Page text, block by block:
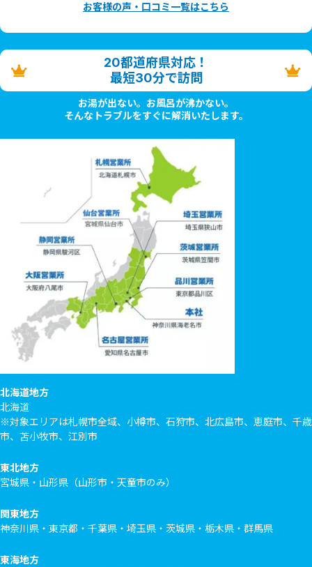
お客様の声・口コミ一覧はこちら
20都道府県対応！
最短30分で訪問
お湯が出ない。お風呂が沸かない。
そんなトラブルをすぐに解消いたします。
北海道地方
北海道
※対象エリアは札幌市全域、小樽市、石狩市、北広島市、恵庭市、千歳
市、苫小牧市、江別市
東北地方
宮城県・山形県（山形市・天童市のみ）
関東地方
神奈川県・東京都・千葉県・埼玉県・茨城県・栃木県・群馬県
東海地方